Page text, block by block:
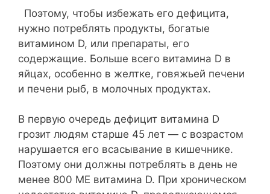
Поэтому, чтобы избежать его дефицита,
нужно потреблять продукты, богатые
витамином D, или препараты, его
содержащие. Больше всего витамина D в
яйцах, особенно в желтке, говяжьей печени
и печени рыб, в молочных продуктах.
В первую очередь дефицит витамина D
грозит людям старше 45 лет — с возрастом
нарушается его всасывание в кишечнике.
Поэтому они должны потреблять в день не
менее 800 МЕ витамина D. При хроническом